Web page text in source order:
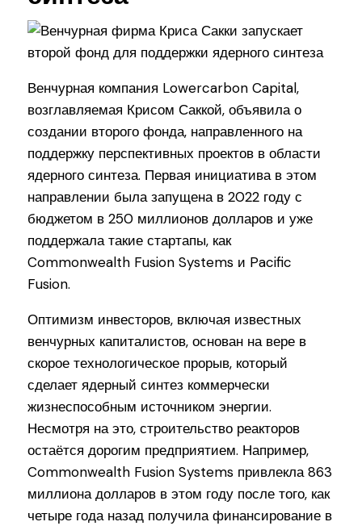
Венчурная компания Lowercarbon Capital,
возглавляемая Крисом Саккой, объявила о
создании второго фонда, направленного на
поддержку перспективных проектов в области
ядерного синтеза. Первая инициатива в этом
направлении была запущена в 2022 году с
бюджетом в 250 миллионов долларов и уже
поддержала такие стартапы, как
Commonwealth Fusion Systems и Pacific
Fusion.
Оптимизм инвесторов, включая известных
венчурных капиталистов, основан на вере в
скорое технологическое прорыв, который
сделает ядерный синтез коммерчески
жизнеспособным источником энергии.
Несмотря на это, строительство реакторов
остаётся дорогим предприятием. Например,
Commonwealth Fusion Systems привлекла 863
миллиона долларов в этом году после того, как
четыре года назад получила финансирование в